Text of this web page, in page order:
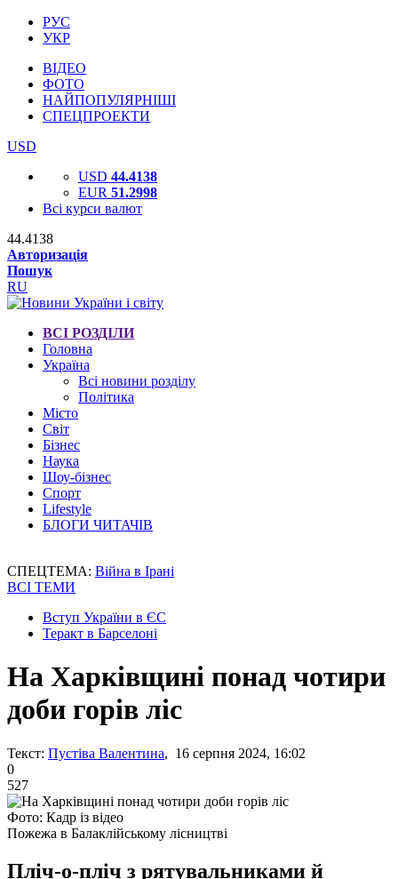
РУС
УКР
ВІДЕО
ФОТО
НАЙПОПУЛЯРНІШІ
СПЕЦПРОЕКТИ
USD
USD 44.4138
EUR 51.2998
Всі курси валют
44.4138
Авторизація
Пошук
RU
ВСІ РОЗДІЛИ
Головна
Україна
Всі новини розділу
Політика
Місто
Світ
Бізнес
Наука
Шоу-бізнес
Спорт
Lifestyle
БЛОГИ ЧИТАЧІВ
СПЕЦТЕМА: Війна в Ірані
ВСІ ТЕМИ
Вступ України в ЄС
Теракт в Барселоні
На Харківщині понад чотири
доби горів ліс
Текст: Пустіва Валентина, 16 серпня 2024, 16:02
0
527
Фото: Кадр із відео
Пожежа в Балаклійському лісництві
Пліч-о-пліч з рятувальниками й